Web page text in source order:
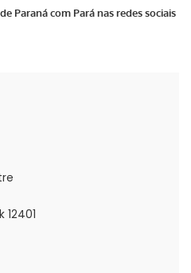
Paraná com Pará nas redes sociais
12401